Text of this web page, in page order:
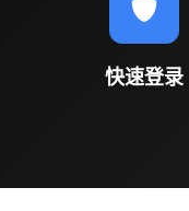
快速登录